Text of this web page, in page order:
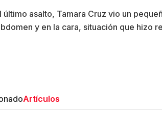
último asalto, Tamara Cruz vio un
y en la cara, situación que hizo
Artículos